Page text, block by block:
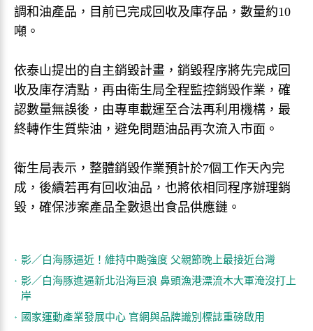
調和油產品，目前已完成回收及庫存品，數量約10
噸。
依泰山提出的自主銷毀計畫，銷毀程序將先完成回
收及庫存清點，再由衛生局全程監控銷毀作業，確
認數量無誤後，由專車載運至合法再利用機構，最
終轉作生質柴油，避免問題油品再次流入市面。
衛生局表示，整體銷毀作業預計於7個工作天內完
成，後續若再有回收油品，也將依相同程序辦理銷
毀，確保涉案產品全數退出食品供應鏈。
影／白海豚逼近！維持中颱強度 父親節晚上最接近台灣
影／白海豚進逼新北沿海巨浪 鼻頭漁港漂流木大軍淹沒打上
岸
國家運動產業發展中心 官網與品牌識別標誌重磅啟用